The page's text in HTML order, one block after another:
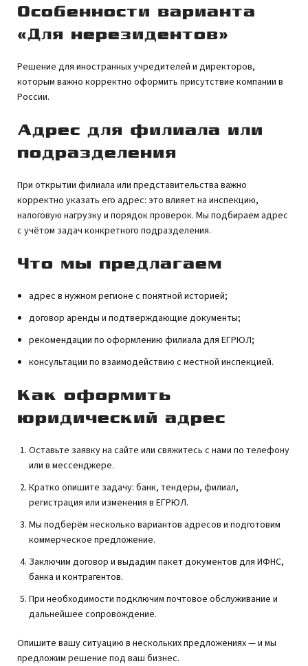
Особенности варианта
«Для нерезидентов»
Решение для иностранных учредителей и директоров,
которым важно корректно оформить присутствие компании в
России.
Адрес для филиала или
подразделения
При открытии филиала или представительства важно
корректно указать его адрес: это влияет на инспекцию,
налоговую нагрузку и порядок проверок. Мы подбираем адрес
с учётом задач конкретного подразделения.
Что мы предлагаем
адрес в нужном регионе с понятной историей;
договор аренды и подтверждающие документы;
рекомендации по оформлению филиала для ЕГРЮЛ;
консультации по взаимодействию с местной инспекцией.
Как оформить
юридический адрес
Оставьте заявку на сайте или свяжитесь с нами по телефону
или в мессенджере.
Кратко опишите задачу: банк, тендеры, филиал,
регистрация или изменения в ЕГРЮЛ.
Мы подберём несколько вариантов адресов и подготовим
коммерческое предложение.
Заключим договор и выдадим пакет документов для ИФНС,
банка и контрагентов.
При необходимости подключим почтовое обслуживание и
дальнейшее сопровождение.
Опишите вашу ситуацию в нескольких предложениях — и мы
предложим решение под ваш бизнес.